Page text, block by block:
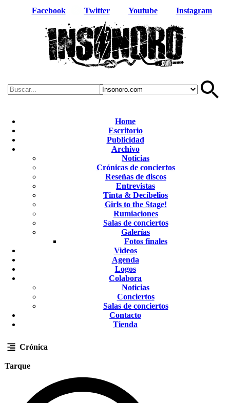
Facebook Twitter Youtube Instagram
Home
Escritorio
Publicidad
Archivo
Noticias
Crónicas de conciertos
Reseñas de discos
Entrevistas
Tinta & Decibelios
Girls to the Stage!
Rumiaciones
Salas de conciertos
Galerías
Fotos finales
Videos
Agenda
Logos
Colabora
Noticias
Conciertos
Salas de conciertos
Contacto
Tienda
Crónica
Tarque